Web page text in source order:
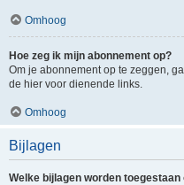
Omhoog
Hoe zeg ik mijn abonnement op?
Om je abonnement op te zeggen,
de hier voor dienende links.
Omhoog
Bijlagen
Welke bijlagen worden